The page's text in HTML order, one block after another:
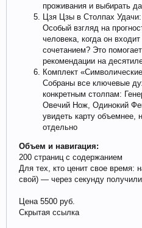
проживания и выбирать
Цзя Цзы в Столпах Удачи:
Особый взгляд на
человека, когда он
сочетанием? Это
рекомендации на
Комплект
Собраны все ключевые
конкретным столпам:
Овечий Нож, Одинокий
увидеть карту объемнее,
отдельно
Объем и навигация:
200 страниц с содержанием
Для тех, кто ценит свое время:
свой) — через секунду
Цена 5500 руб.
Скрытая ссылка